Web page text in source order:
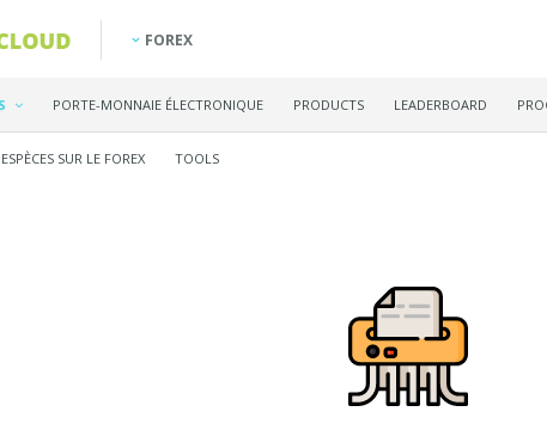
FOREX
PORTE-MONNAIE ÉLECTRONIQUE PRODUCTS LEADERBOARD
SUR LE FOREX TOOLS